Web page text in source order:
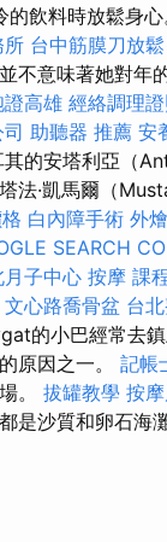
飲料時放鬆身心
所 台中筋膜刀放鬆
不意味著她對年
證高雄 經絡調理
助聽器 推薦 安
的安塔利亞（
法·凱馬爾（
白內障手術 外
SEARCH
月子中心 按摩 課
文心路喬骨盆 台
的小巴經常去鎮
原因之一。 記帳
。 拔罐教學 按
是沙質和卵石海